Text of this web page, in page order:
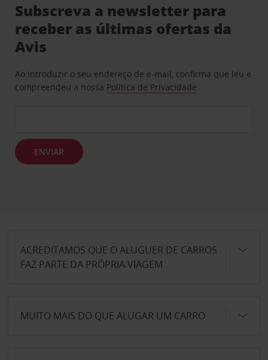
Subscreva a newsletter para
receber as últimas ofertas da
Avis
Ao introduzir o seu endereço de e-mail, confirma que leu e
compreendeu a nossa Política de Privacidade
ENVIAR
ACREDITAMOS QUE O ALUGUER DE CARROS
FAZ PARTE DA PRÓPRIA VIAGEM
MUITO MAIS DO QUE ALUGAR UM CARRO